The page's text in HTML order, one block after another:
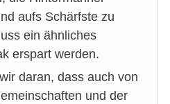
aufs Schärfste zu
ein ähnliches
erspart werden.
daran, dass auch von
und der